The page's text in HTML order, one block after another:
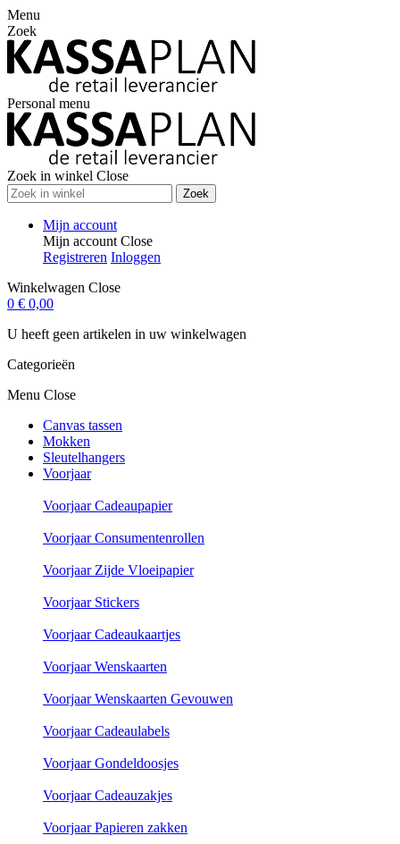
Menu
Zoek
Personal menu
Zoek in winkel Close
Zoek
Mijn account
Mijn account Close
Registreren Inloggen
Winkelwagen Close
0 € 0,00
U heeft geen artikelen in uw winkelwagen
Categorieën
Menu Close
Canvas tassen
Mokken
Sleutelhangers
Voorjaar
Voorjaar Cadeaupapier
Voorjaar Consumentenrollen
Voorjaar Zijde Vloeipapier
Voorjaar Stickers
Voorjaar Cadeaukaartjes
Voorjaar Wenskaarten
Voorjaar Wenskaarten Gevouwen
Voorjaar Cadeaulabels
Voorjaar Gondeldoosjes
Voorjaar Cadeauzakjes
Voorjaar Papieren zakken